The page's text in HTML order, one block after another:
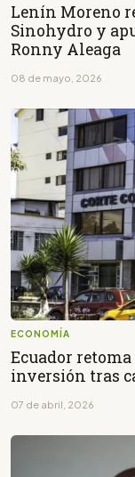
Lenín Moreno
Sinohydro y
Ronny Aleaga
08 de mayo, 2026
ECONOMÍA
Ecuador
inversión tras
07 de abril, 2026